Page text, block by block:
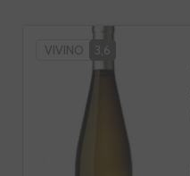
VIVINO 3,6